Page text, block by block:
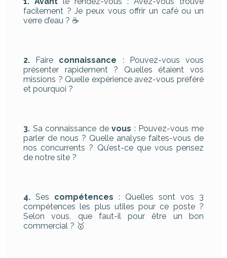
facilement ? Je peux vous offrir un café ou un
verre d’eau ? ☕
2. Faire connaissance : Pouvez-vous vous
présenter rapidement ? Quelles étaient vos
missions ? Quelle expérience avez-vous préféré
et pourquoi ?
3. Sa connaissance devous : Pouvez-vous me
parler de nous ? Quelle analyse faites-vous de
nos concurrents ? Qu’est-ce que vous pensez
de notre site ?
4. Ses compétences : Quelles sont vos 3
compétences les plus utiles pour ce poste ?
Selon vous, que faut-il pour être un bon
commercial ? 🥇